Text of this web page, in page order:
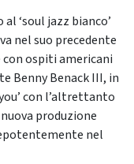
‘soul jazz bianco’
nel suo precedente
con ospiti americani
Benny Benack III, in
con l’altrettanto
produzione
nel